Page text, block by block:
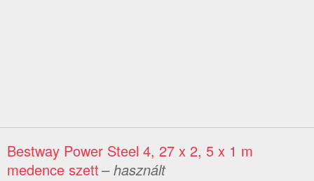
Bestway Power Steel 4, 27 x 2, 5 x 1 m
medence szett– használt